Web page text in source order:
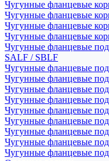
Чугунные фланцевые
Чугунные фланцевые
Чугунные фланцевые
Чугунные фланцевые
Чугунные фланцевые
SALF / SBLF
Чугунные фланцевые
Чугунные фланцевые
Чугунные фланцевые
Чугунные фланцевые
Чугунные фланцевые
Чугунные фланцевые
Чугунные фланцевые
Чугунные фланцевые
Чугунные фланцевые